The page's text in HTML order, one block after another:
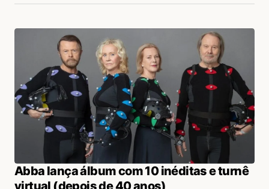
Abba lança álbum com 10 inéditas e turnê
virtual (depois de 40 anos)